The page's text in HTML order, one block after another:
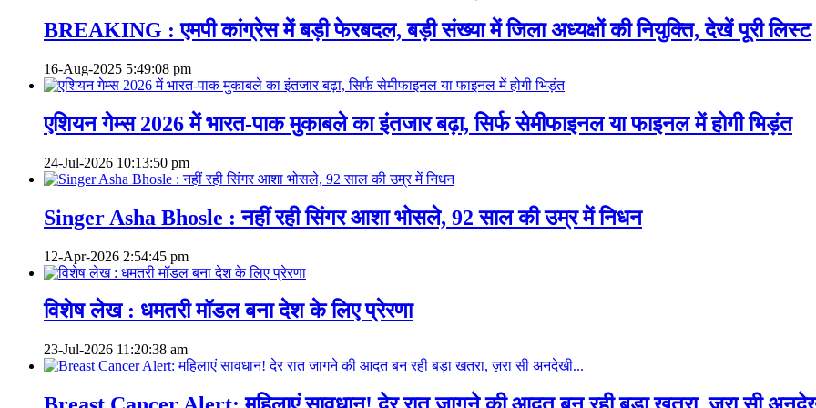
BREAKING : एमपी कांग्रेस में बड़ी फेरबदल, बड़ी संख्या में जिला अध्यक्षों की नियुक्ति, देखें पूरी लिस्ट
16-Aug-2025 5:49:08 pm
एशियन गेम्स 2026 में भारत-पाक मुकाबले का इंतजार बढ़ा, सिर्फ सेमीफाइनल या फाइनल में होगी भिड़ंत
24-Jul-2026 10:13:50 pm
Singer Asha Bhosle : नहीं रही सिंगर आशा भोसले, 92 साल की उम्र में निधन
12-Apr-2026 2:54:45 pm
विशेष लेख : धमतरी मॉडल बना देश के लिए प्रेरणा
23-Jul-2026 11:20:38 am